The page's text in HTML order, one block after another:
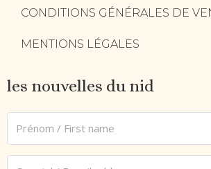
CONDITIONS GÉNÉRALES DE
MENTIONS LÉGALES
les nouvelles du nid